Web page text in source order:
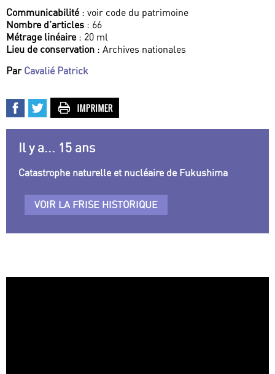
Communicabilité: voir code du patrimoine
Nombre d’articles : 66
Métrage linéaire: 20 ml
Lieu de conservation : Archives nationales
Par Cavalié Patrick
Il y a... 15 ans
Catastrophe naturelle et nucléaire de Fukushima
VOIR LA FRISE HISTORIQUE